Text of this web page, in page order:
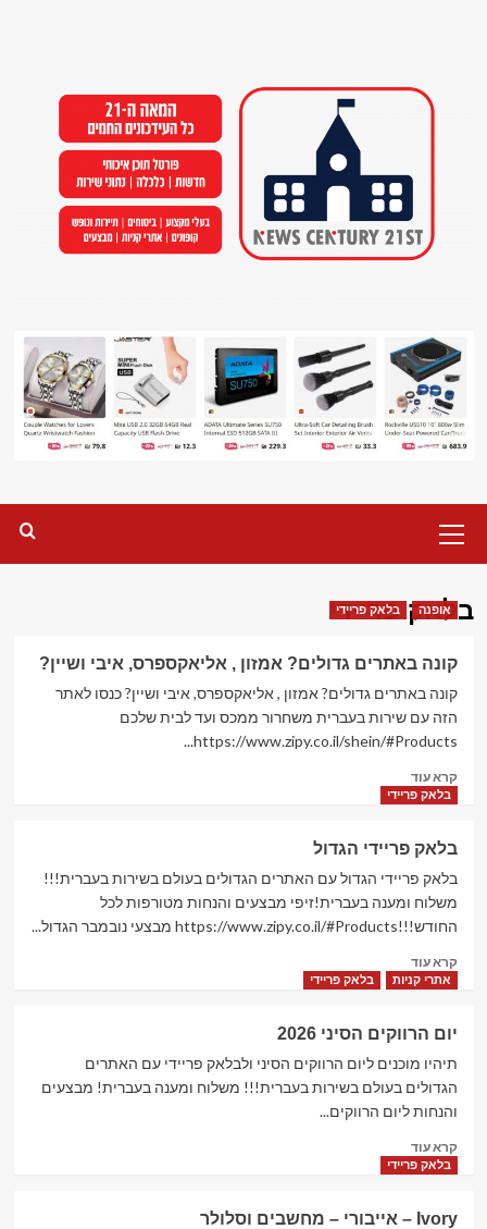
Menu
בלאק פריידי
אופנה בלאק פריידי
קונה באתרים גדולים? אמזון , אליאקספרס, איבי ושיין?
קונה באתרים גדולים? אמזון , אליאקספרס, איבי ושיין? כנסו לאתר
הזה עם שירות בעברית משחרור ממכס ועד לבית שלכם
https://www.zipy.co.il/shein/#Products...
קרא עודRead
more
באתרים
גדולים?
אמזון
,
איבי
ושיין?
בלאק פריידי
בלאק פריידי הגדול
בלאק פריידי הגדול עם האתרים הגדולים בעולם בשירות בעברית!!!
משלוח ומענה בעברית!זיפי מבצעים והנחות מטורפות לכל
החודש!!!https://www.zipy.co.il/#Products מבצעי נובמבר הגדול...
קרא עודRead
more
פריידי
הגדול</strong>
אתרי קניות בלאק פריידי
יום הרווקים הסיני 2026
תיהיו מוכנים ליום הרווקים הסיני ולבלאק פריידי עם האתרים
הגדולים בעולם בשירות בעברית!!! משלוח ומענה בעברית! מבצעים
והנחות ליום הרווקים...
קרא עודRead
more
בלאק פריידי
Ivory – אייבורי – מחשבים וסלולר